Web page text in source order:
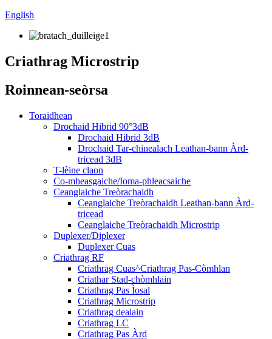
English
Criathrag Microstrip
Roinnean-seòrsa
Toraidhean
Drochaid Hibrid 90°3dB
Drochaid Hibrid 3dB
Drochaid Tar-chinealach Leathan-bann Àrd-
tricead 3dB
T-lèine claon
Co-mheasgaiche/Ioma-phleacsaiche
Ceanglaiche Treòrachaidh
Ceanglaiche Treòrachaidh Leathan-bann Àrd-
tricead
Ceanglaiche Treòrachaidh Microstrip
Duplexer/Diplexer
Duplexer Cuas
Criathrag RF
Criathrag Cuas^Criathrag Pas-Còmhlan
Criathar Stad-chòmhlain
Criathrag Pas Ìosal
Criathrag Microstrip
Criathrag dealain
Criathrag LC
Criathrag Pas Àrd